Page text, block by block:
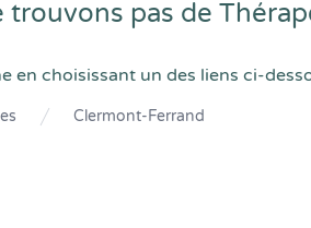
trouvons pas de
en choisissant un des liens ci-
Clermont-Ferrand